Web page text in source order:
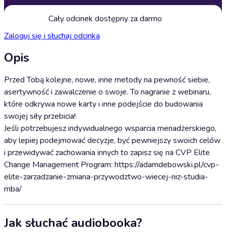
Cały odcinek dostępny za darmo
Zaloguj się i słuchaj odcinka
Opis
Przed Tobą kolejne, nowe, inne metody na pewność siebie,
asertywność i zawalczenie o swoje. To nagranie z webinaru,
które odkrywa nowe karty i inne podejście do budowania
swojej siły przebicia!
Jeśli potrzebujesz indywidualnego wsparcia menadżerskiego,
aby lepiej podejmować decyzje, być pewniejszy swoich celów
i przewidywać zachowania innych to zapisz się na CVP Elite
Change Management Program: https://adamdebowski.pl/cvp-
elite-zarzadzanie-zmiana-przywodztwo-wiecej-niz-studia-
mba/
Jak słuchać audiobooka?